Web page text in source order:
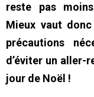
reste pas
Mieux vaut
précautions
d’éviter un aller-
jour de Noël !